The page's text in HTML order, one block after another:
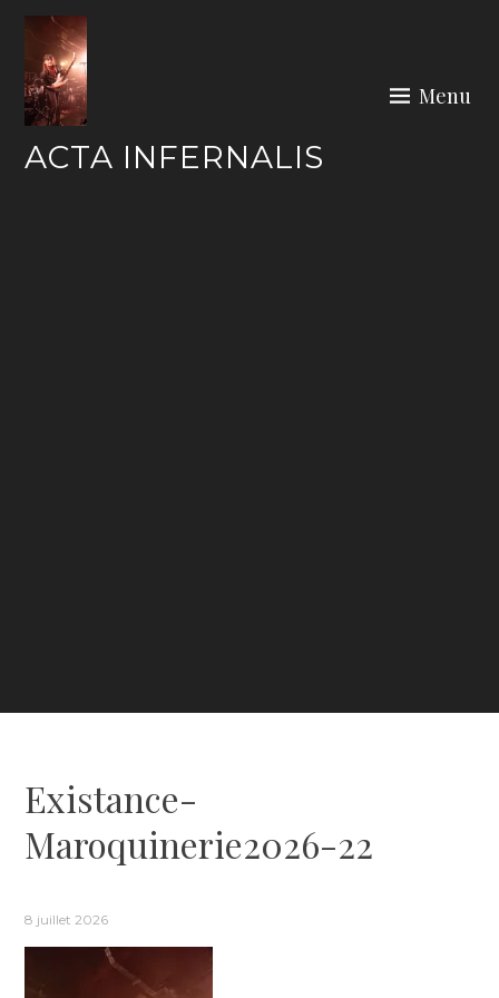
content
ACTA INFERNALIS
Menu
Existance-
Maroquinerie2026-22
8 juillet 2026